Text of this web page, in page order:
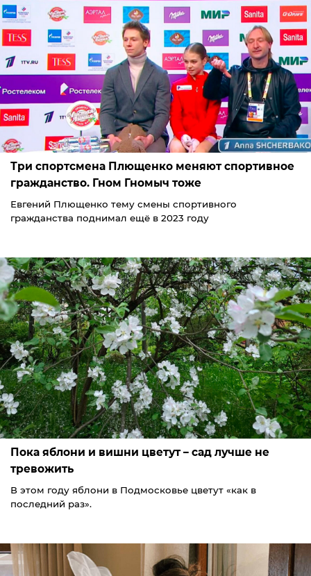
Три спортсмена Плющенко меняют спортивное
гражданство. Гном Гномыч тоже
Евгений Плющенко тему смены спортивного
гражданства поднимал ещё в 2023 году
Пока яблони и вишни цветут – сад лучше не
тревожить
В этом году яблони в Подмосковье цветут «как в
последний раз».